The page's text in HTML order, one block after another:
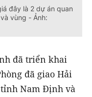
đây là 2 dự án quan
vùng - Ảnh:
đã triển khai
đã giao Hải
Nam Định và